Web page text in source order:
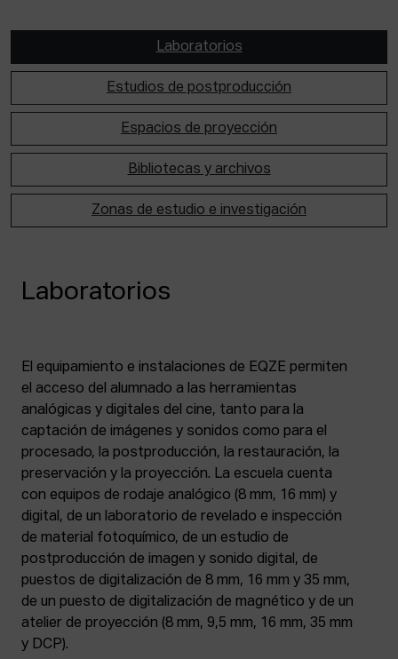
Laboratorios
Estudios de postproducción
Espacios de proyección
Bibliotecas y archivos
Zonas de estudio e investigación
Laboratorios
El equipamiento e instalaciones de EQZE permiten
el acceso del alumnado a las herramientas
analógicas y digitales del cine, tanto para la
captación de imágenes y sonidos como para el
procesado, la postproducción, la restauración, la
preservación y la proyección. La escuela cuenta
con equipos de rodaje analógico (8 mm, 16 mm) y
digital, de un laboratorio de revelado e inspección
de material fotoquímico, de un estudio de
postproducción de imagen y sonido digital, de
puestos de digitalización de 8 mm, 16 mm y 35 mm,
de un puesto de digitalización de magnético y de un
atelier de proyección (8 mm, 9,5 mm, 16 mm, 35 mm
y DCP).